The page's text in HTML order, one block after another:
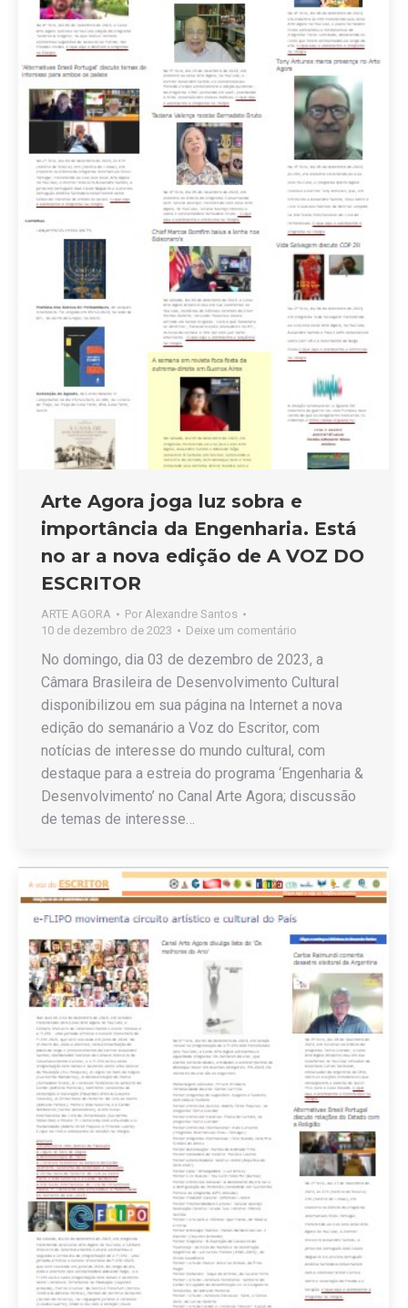
Arte Agora joga luz sobra e
importância da Engenharia. Está
no ar a nova edição de A VOZ DO
ESCRITOR
ARTE AGORA Por Alexandre Santos
10 de dezembro de 2023
Deixe um comentário
No domingo, dia 03 de dezembro de 2023, a
Câmara Brasileira de Desenvolvimento Cultural
disponibilizou em sua página na Internet a nova
edição do semanário a Voz do Escritor, com
notícias de interesse do mundo cultural, com
destaque para a estreia do programa ‘Engenharia &
Desenvolvimento’ no Canal Arte Agora; discussão
de temas de interesse…